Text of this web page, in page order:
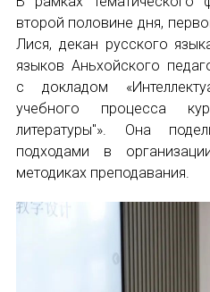
второй половине дня,
Лися, декан русского
языков Аньхойского
с докладом
учебного процесса
литературы"». Она
подходами в
методиках преподавания.